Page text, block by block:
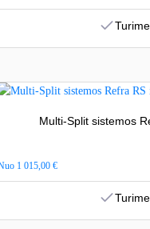
Multi-Split sistemos
1 015,00 €